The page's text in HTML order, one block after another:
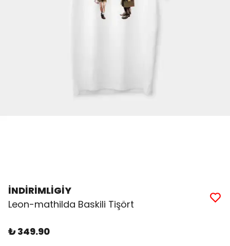
İNDİRİMLİGİY
Leon-mathilda Baskili Tişört
₺ 349.90